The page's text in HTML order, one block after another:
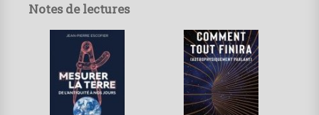
Notes de lectures